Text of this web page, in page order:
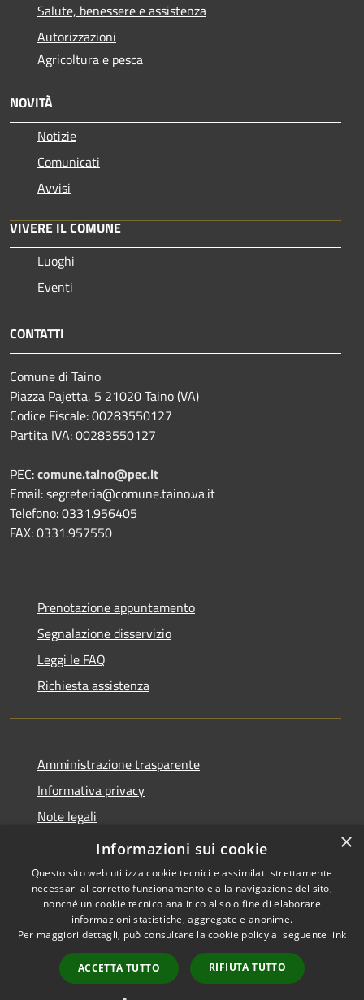
Salute, benessere e assistenza
Autorizzazioni
Agricoltura e pesca
NOVITÀ
Notizie
Comunicati
Avvisi
VIVERE IL COMUNE
Luoghi
Eventi
CONTATTI
Comune di Taino
Piazza Pajetta, 5 21020 Taino (VA)
Codice Fiscale: 00283550127
Partita IVA: 00283550127
PEC:comune.taino@pec.it
Email: segreteria@comune.taino.va.it
Telefono: 0331.956405
FAX: 0331.957550
Prenotazione appuntamento
Segnalazione disservizio
Leggi le FAQ
Richiesta assistenza
Amministrazione trasparente
Informativa privacy
Note legali
Dichiarazione di accessibilità
Accessibilità
Copyright © 2026 • Comune di
Taino • Powered by
Municipium•
Accesso
redazione
×
Informazioni sui cookie
Questo sito web utilizza cookie tecnici e assimilati strettamente
necessari al corretto funzionamento e alla navigazione del sito,
nonché un cookie tecnico analitico al solo fine di elaborare
informazioni statistiche, aggregate e anonime.
Per maggiori dettagli, può consultare la cookie policy al seguente link
ACCETTA TUTTO RIFIUTA TUTTO